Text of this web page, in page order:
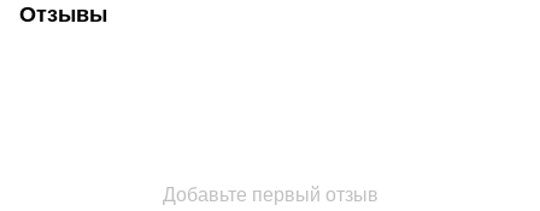
Отзывы
Добавьте первый отзыв